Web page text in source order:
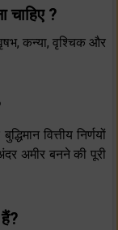
चाहिए ?
कन्या, वृश्चिक और
वित्तीय निर्णयों
अमीर बनने की पूरी